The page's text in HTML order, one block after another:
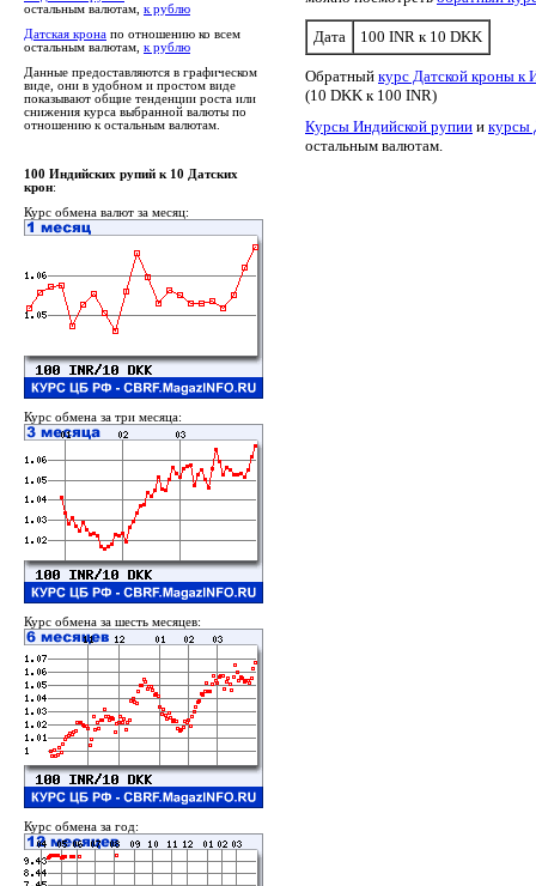
остальным валютам, к рублю
Датская крона по отношению ко всем
остальным валютам, к рублю
Данные предоставляются в графическом
виде, они в удобном и простом виде
показывают общие тенденции роста или
снижения курса выбранной валюты по
отношению к остальным валютам.
Дата 100 INR к 10 DKK
Обратный курс Датской кроны к
(10 DKK к 100 INR)
Курсы Индийской рупии и курсы
остальным валютам.
100 Индийских рупий к 10 Датских
крон:
Курс обмена валют за месяц:
Курс обмена за три месяца:
Курс обмена за шесть месяцев:
Курс обмена за год: